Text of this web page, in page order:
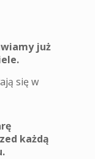
już
się w
każdą